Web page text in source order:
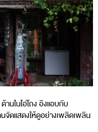
านในโอ่โถง อิงแอบกับ
จัดแสดงให้ดูอย่างเพลิดเพลิน